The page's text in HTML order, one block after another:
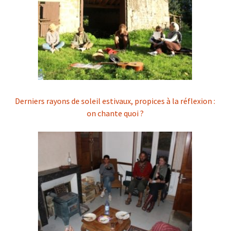
Derniers rayons de soleil estivaux, propices à la réflexion :
on chante quoi ?